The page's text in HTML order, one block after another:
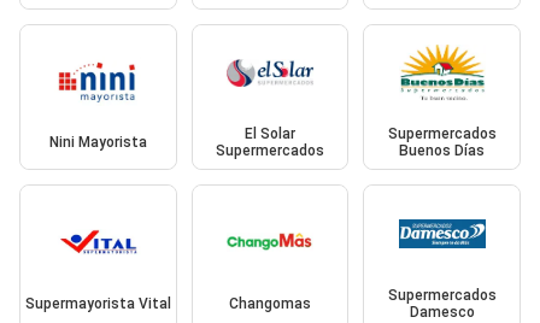
Nini Mayorista
El Solar
Supermercados
Supermercados
Buenos Días
Supermayorista Vital Changomas
Supermercados
Damesco